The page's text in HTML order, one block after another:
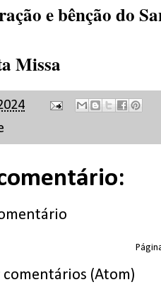
e bênção do
Missa
comentários (Atom)